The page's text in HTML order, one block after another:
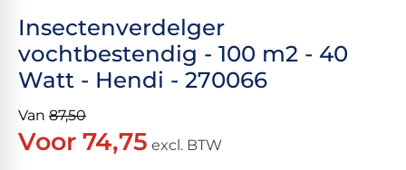
Insectenverdelger
vochtbestendig - 100 m2 - 40
Watt - Hendi - 270066
Van 87,50
Voor 74,75 excl. BTW